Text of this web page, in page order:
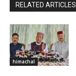
RELATED ARTICLES
himachal